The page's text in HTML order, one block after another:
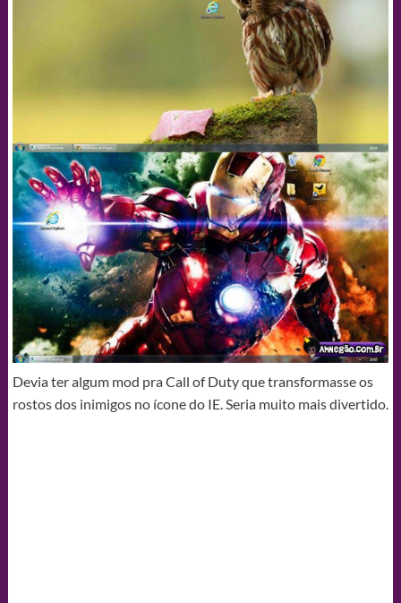
Devia ter algum mod pra Call of Duty que transformasse os
rostos dos inimigos no ícone do IE. Seria muito mais divertido.